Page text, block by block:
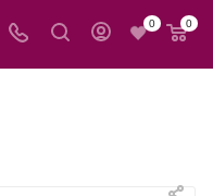
0 0